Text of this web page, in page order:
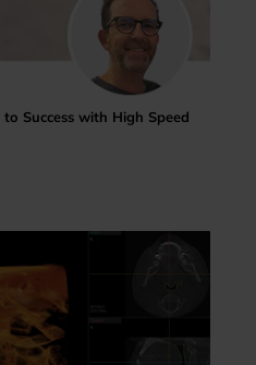
Success with High Speed